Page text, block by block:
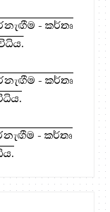
- කර්තෘ
- කර්තෘ
- කර්තෘ